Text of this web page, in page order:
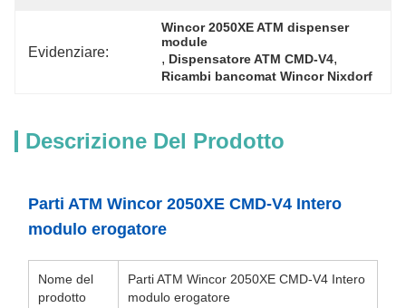
Evidenziare:
Wincor 2050XE ATM dispenser
module
, Dispensatore ATM CMD-V4,
Ricambi bancomat Wincor Nixdorf
Descrizione Del Prodotto
Parti ATM Wincor 2050XE CMD-V4 Intero
modulo erogatore
Nome del
prodotto
Parti ATM Wincor 2050XE CMD-V4 Intero
modulo erogatore